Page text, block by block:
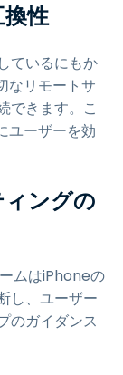
性
ているにもか
リモートサ
できます。こ
ユーザーを効
ングの
ムはiPhoneの
し、ユーザー
のガイダンス